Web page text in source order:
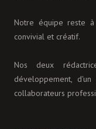
Notre équipe reste
convivial et créatif.
Nos deux
développement,
collaborateurs